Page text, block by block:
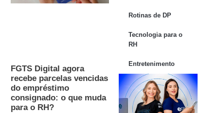
FGTS Digital agora
recebe parcelas vencidas
do empréstimo
consignado: o que muda
para o RH?
Rotinas de DP
Tecnologia para o
RH
Entretenimento